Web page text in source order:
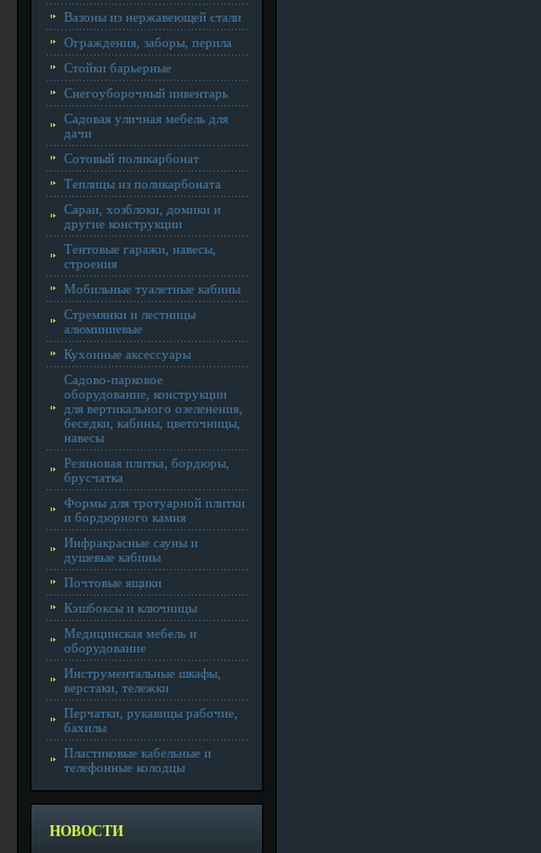
Вазоны из нержавеющей стали
Ограждения, заборы, перила
Стойки барьерные
Снегоуборочный инвентарь
Садовая уличная мебель для
дачи
Сотовый поликарбонат
Теплицы из поликарбоната
Сараи, хозблоки, домики и
другие конструкции
Тентовые гаражи, навесы,
строения
Мобильные туалетные кабины
Стремянки и лестницы
алюминиевые
Кухонные аксессуары
Садово-парковое
оборудование, конструкции
для вертикального озеленения,
беседки, кабины, цветочницы,
навесы
Резиновая плитка, бордюры,
брусчатка
Формы для тротуарной плитки
и бордюрного камня
Инфракрасные сауны и
душевые кабины
Почтовые ящики
Кэшбоксы и ключницы
Медицинская мебель и
оборудование
Инструментальные шкафы,
верстаки, тележки
Перчатки, рукавицы рабочие,
бахилы
Пластиковые кабельные и
телефонные колодцы
НОВОСТИ